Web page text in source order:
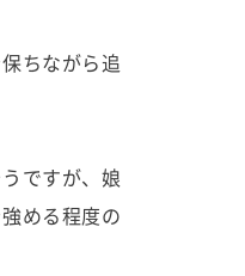
ちながら追
ですが、娘
める程度の